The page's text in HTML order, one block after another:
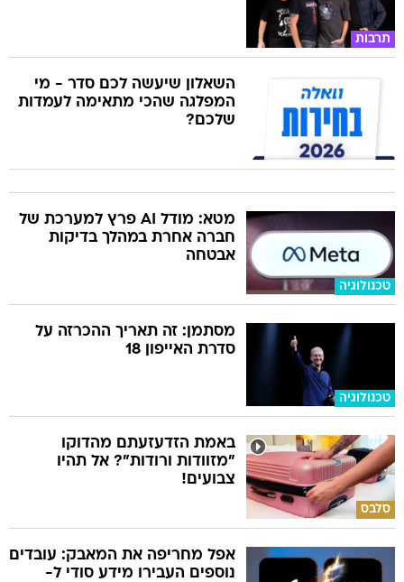
תרבות
השאלון שיעשה לכם סדר - מי
המפלגה שהכי מתאימה לעמדות
שלכם?
טכנולוגיה
מטא: מודל AI פרץ למערכת של
חברה אחרת במהלך בדיקות
אבטחה
טכנולוגיה
מסתמן: זה תאריך ההכרזה על
סדרת האייפון 18
סלבס
באמת הזדעזעתם מהדוקו
"מזוודות ורודות"? אל תהיו
צבועים!
אפל מחריפה את המאבק: עובדים
נוספים העבירו מידע סודי ל-